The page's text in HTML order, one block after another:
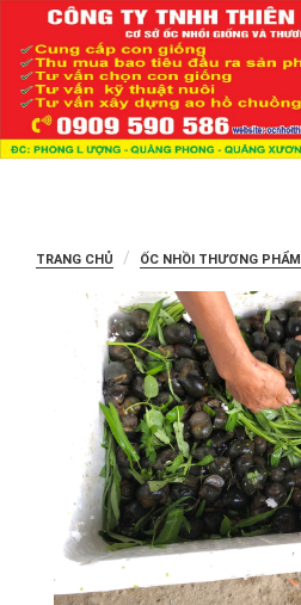
TRANG CHỦ ỐC NHỒI THƯƠNG PHẨM